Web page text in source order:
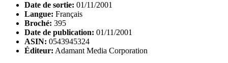
Date de sortie: 01/11/2001
Langue: Français
Broché: 395
Date de publication: 01/11/2001
ASIN: 0543945324
Éditeur: Adamant Media Corporation